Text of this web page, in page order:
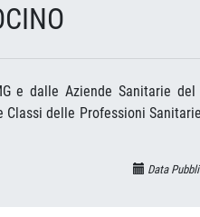
e dalle Aziende Sanitarie
delle Professioni
Data